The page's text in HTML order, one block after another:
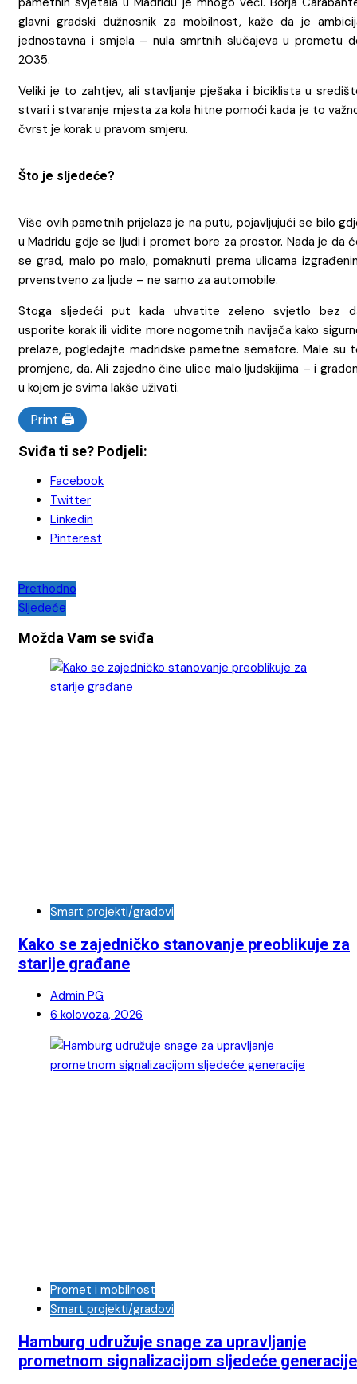
glavni gradski dužnosnik za mobilnost, kaže da je
jednostavna i smjela – nula smrtnih slučajeva u prometu
2035.
Veliki je to zahtjev, ali stavljanje pješaka i biciklista u
stvari i stvaranje mjesta za kola hitne pomoći kada je to
čvrst je korak u pravom smjeru.
Što je sljedeće?
Više ovih pametnih prijelaza je na putu, pojavljujući se bilo
u Madridu gdje se ljudi i promet bore za prostor. Nada je da
se grad, malo po malo, pomaknuti prema ulicama
prvenstveno za ljude – ne samo za automobile.
Stoga sljedeći put kada uhvatite zeleno svjetlo bez
usporite korak ili vidite more nogometnih navijača kako
prelaze, pogledajte madridske pametne semafore. Male su
promjene, da. Ali zajedno čine ulice malo ljudskijima – i
u kojem je svima lakše uživati.
Print 🖨
Sviđa ti se? Podjeli:
Facebook
Twitter
Linkedin
Pinterest
Navigacija
objava
Prethodno
Sljedeće
Možda Vam se sviđa
Smart projekti/gradovi
Kako se zajedničko stanovanje preoblikuje za
starije građane
Admin PG
6 kolovoza, 2026
Promet i mobilnost
Smart projekti/gradovi
Hamburg udružuje snage za upravljanje
prometnom signalizacijom sljedeće generacije